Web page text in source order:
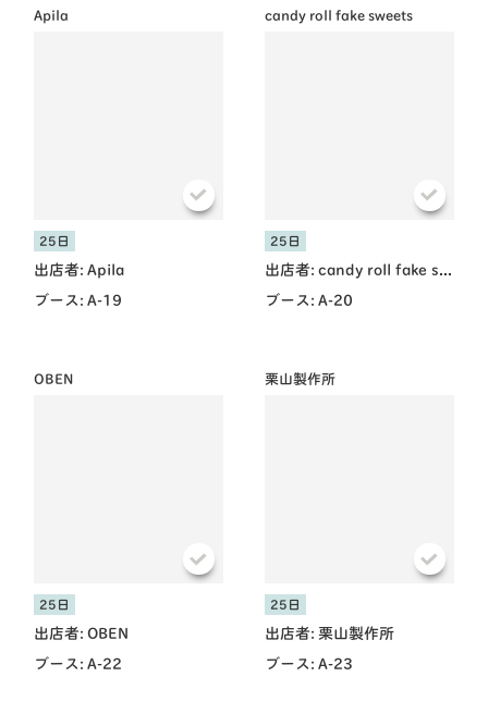
Apila
25日
出店者: Apila
ブース: A-19
candy roll fake sweets
25日
出店者:
candy roll fake sweets
ブース: A-20
OBEN
25日
出店者: OBEN
ブース: A-22
栗山製作所
25日
出店者: 栗山製作所
ブース: A-23
共有方法を選択